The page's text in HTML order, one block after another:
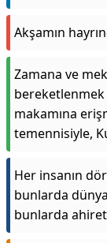
Akşamın
Zamana ve
bereketlenmek
makamına
temennisiyle,
Her insanın
bunlarda
bunlarda